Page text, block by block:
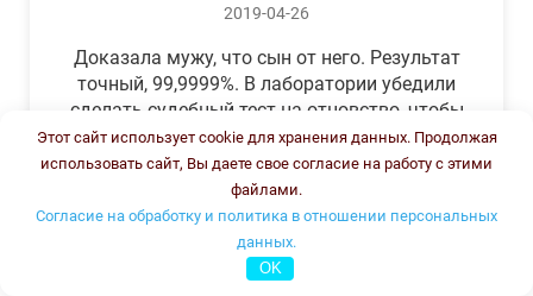
2019-04-26
Доказала мужу, что сын от него. Результат
точный, 99,9999%. В лаборатории убедили
сделать судебный тест на отцовство, чтобы
можно было предъявить в суде. Результат
был готов через неделю, как и
обещали.Теперь муж бегает и извиняется.
Этот сайт использует cookie для хранения данных. Продолжая
использовать сайт, Вы даете свое согласие на работу с этими
файлами.
Согласие на обработку и политика в отношении персональных
данных.
OK